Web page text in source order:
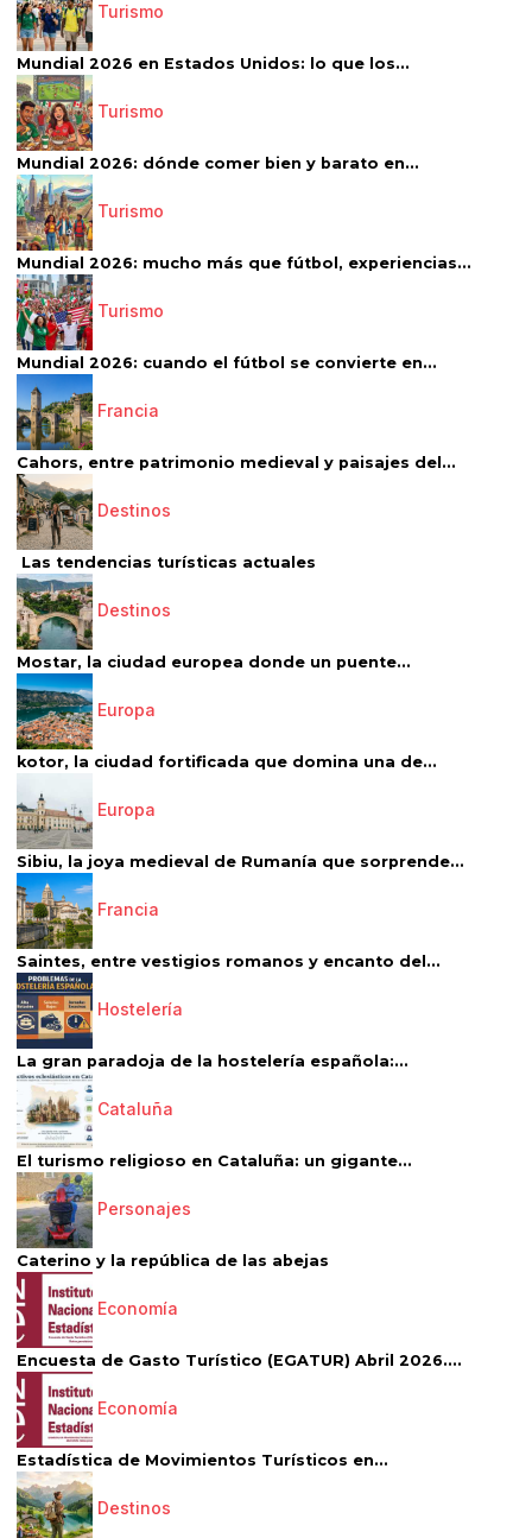
Turismo
Mundial 2026 en Estados Unidos: lo que los...
Turismo
Mundial 2026: dónde comer bien y barato en...
Turismo
Mundial 2026: mucho más que fútbol, experiencias...
Turismo
Mundial 2026: cuando el fútbol se convierte en...
Francia
Cahors, entre patrimonio medieval y paisajes del...
Destinos
Las tendencias turísticas actuales
Destinos
Mostar, la ciudad europea donde un puente...
Europa
kotor, la ciudad fortificada que domina una de...
Europa
Sibiu, la joya medieval de Rumanía que sorprende...
Francia
Saintes, entre vestigios romanos y encanto del...
Hostelería
La gran paradoja de la hostelería española:...
Cataluña
El turismo religioso en Cataluña: un gigante...
Personajes
Caterino y la república de las abejas
Economía
Encuesta de Gasto Turístico (EGATUR) Abril 2026....
Economía
Estadística de Movimientos Turísticos en...
Destinos